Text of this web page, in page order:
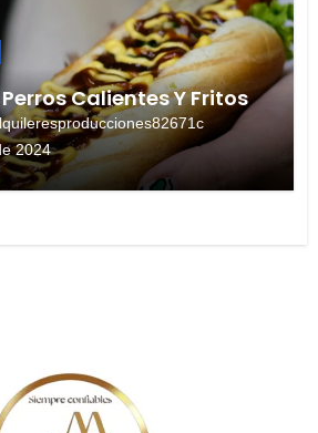
Calientes Y Fritos
2024